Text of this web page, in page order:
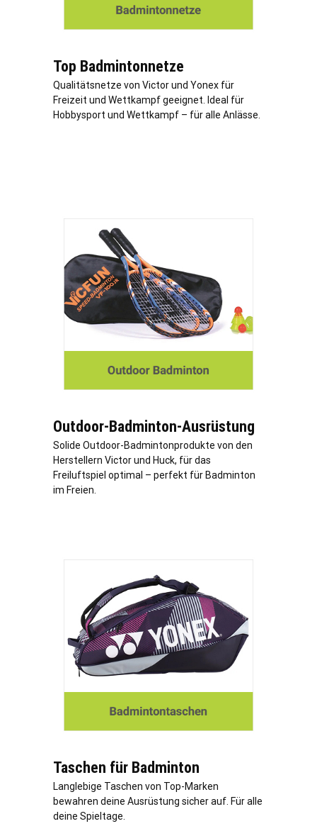
Top Badmintonnetze
Qualitätsnetze von Victor und Yonex für
Freizeit und Wettkampf geeignet. Ideal für
Hobbysport und Wettkampf – für alle Anlässe.
Outdoor-Badminton-Ausrüstung
Solide Outdoor-Badmintonprodukte von den
Herstellern Victor und Huck, für das
Freiluftspiel optimal – perfekt für Badminton
im Freien.
Taschen für Badminton
Langlebige Taschen von Top-Marken
bewahren deine Ausrüstung sicher auf. Für alle
deine Spieltage.